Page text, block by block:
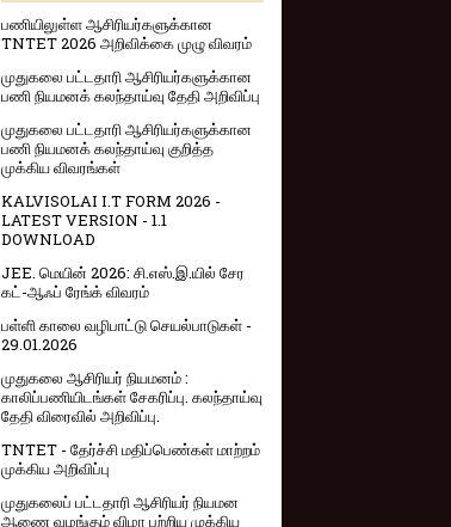
பணியிலுள்ள ஆசிரியர்களுக்கான
TNTET 2026 அறிவிக்கை முழு விவரம்
முதுகலை பட்டதாரி ஆசிரியர்களுக்கான
பணி நியமனக் கலந்தாய்வு தேதி அறிவிப்பு
முதுகலை பட்டதாரி ஆசிரியர்களுக்கான
பணி நியமனக் கலந்தாய்வு குறித்த
முக்கிய விவரங்கள்
KALVISOLAI I.T FORM 2026 -
LATEST VERSION - 1.1
DOWNLOAD
JEE. மெயின் 2026: சி.எஸ்.இ.யில் சேர
கட்-ஆஃப் ரேங்க் விவரம்
பள்ளி காலை வழிபாட்டு செயல்பாடுகள் -
29.01.2026
முதுகலை ஆசிரியர் நியமனம் :
காலிப்பணியிடங்கள் சேகரிப்பு. கலந்தாய்வு
தேதி விரைவில் அறிவிப்பு.
TNTET - தேர்ச்சி மதிப்பெண்கள் மாற்றம்
முக்கிய அறிவிப்பு
முதுகலைப் பட்டதாரி ஆசிரியர் நியமன
ஆணை வழங்கும் விழா பற்றிய முக்கிய